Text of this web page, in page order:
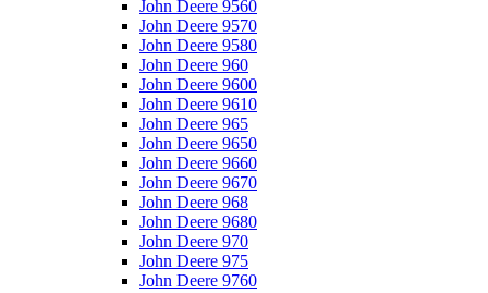
John Deere 9560
John Deere 9570
John Deere 9580
John Deere 960
John Deere 9600
John Deere 9610
John Deere 965
John Deere 9650
John Deere 9660
John Deere 9670
John Deere 968
John Deere 9680
John Deere 970
John Deere 975
John Deere 9760